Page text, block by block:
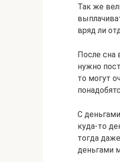
Так же
вряд ли
После сна
нужно
то могут
С
куда-то
тогда
деньгами